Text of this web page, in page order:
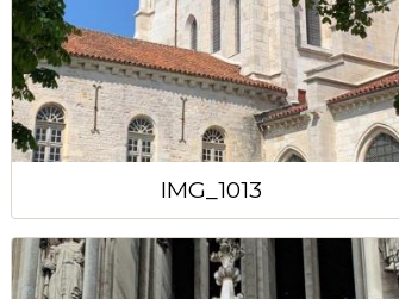
IMG_1013